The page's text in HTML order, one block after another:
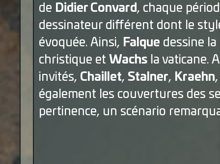
de Didier Convard, chaque
dessinateur différent dont le
évoquée. Ainsi, Falque dessine
christique et Wachs la vaticane.
invités, Chaillet, Stalner, Kraehn
également les couvertures des
pertinence, un scénario